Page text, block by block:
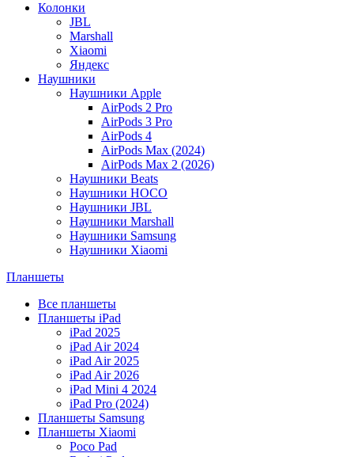
Колонки
JBL
Marshall
Xiaomi
Яндекс
Наушники
Наушники Apple
AirPods 2 Pro
AirPods 3 Pro
AirPods 4
AirPods Max (2024)
AirPods Max 2 (2026)
Наушники Beats
Наушники HOCO
Наушники JBL
Наушники Marshall
Наушники Samsung
Наушники Xiaomi
Планшеты
Все планшеты
Планшеты iPad
iPad 2025
iPad Air 2024
iPad Air 2025
iPad Air 2026
iPad Mini 4 2024
iPad Pro (2024)
Планшеты Samsung
Планшеты Xiaomi
Poco Pad